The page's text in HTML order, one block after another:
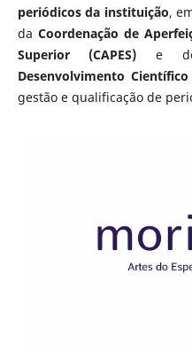
periódicos da instituição,
da Coordenação de
Superior (CAPES) e
Desenvolvimento
gestão e qualificação de